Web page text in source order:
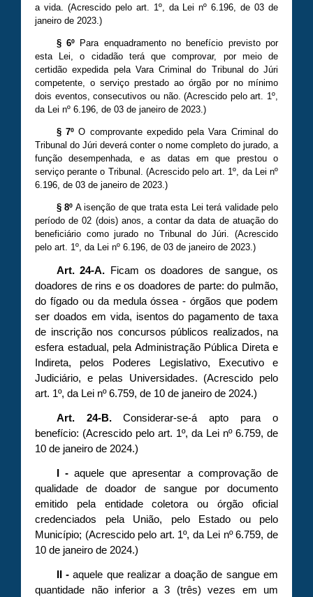
a vida. (Acrescido pelo art. 1º, da Lei nº6 196 , de 03 de
janeiro de 2023 .)
§ 6º Para enquadramento no benefício previsto por
esta Lei, o cidadão terá que comprovar, por meio de
certidão expedida pela Vara Criminal do Tribunal do Júri
competente, o serviço prestado ao órgão por no mínimo
dois eventos, consecutivos ou não. (Acrescido pelo art. 1º,
da Lei nº 6 196 , de 03 de janeiro de 2023 .)
§ 7º O comprovante expedido pela Vara Criminal do
Tribunal do Júri deverá conter o nome completo do jurado, a
função desempenhada, e as datas em que prestou o
serviço perante o Tribunal. (Acrescido pelo art. 1º, da Lei nº
6 196 , de 03 de janeiro de 2023 .)
§ 8º A isenção de que trata esta Lei terá validade pelo
período de 02 (dois) anos, a contar da data de atuação do
beneficiário como jurado no Tribunal do Júri. (Acrescido
pelo art. 1º, da Lei nº 6 196 , de 03 de janeiro de 2023 .)
Art. 24-A.
Ficam os doadores de sangue, os
doadores de rins e os doadores de parte: do pulmão,
do fígado ou da medula óssea - órgãos que podem
ser doados em vida, isentos do pagamento de taxa
de inscrição nos concursos públicos realizados, na
esfera estadual, pela Administração Pública Direta e
Indireta, pelos Poderes Legislativo, Executivo e
Judiciário, e pelas Universidades. (Acrescido pelo
art. 1º, da Lei nº 6.759, de 10 de janeiro de 2024.)
Art. 24-B.Considerar-se-á apto para o
benefício: (Acrescido pelo art. 1º, da Lei nº 6.759, de
10 de janeiro de 2024.)
I -aquele que apresentar a comprovação de
qualidade de doador de sangue por documento
emitido pela entidade coletora ou órgão oficial
credenciados pela União, pelo Estado ou pelo
Município; (Acrescido pelo art. 1º, da Lei nº 6.759, de
10 de janeiro de 2024.)
II -aquele que realizar a doação de sangue em
quantidade não inferior a 3 (três) vezes em um